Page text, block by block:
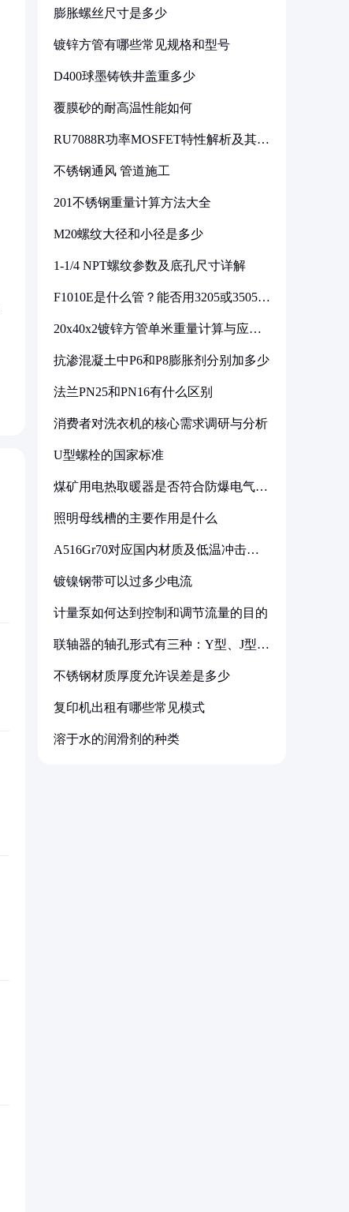
膨胀螺丝尺寸是多少
镀锌方管有哪些常见规格和型号
D400球墨铸铁井盖重多少
覆膜砂的耐高温性能如何
RU7088R功率MOSFET特性解析及其在
不锈钢通风 管道施工
201不锈钢重量计算方法大全
M20螺纹大径和小径是多少
1-1/4 NPT螺纹参数及底孔尺寸详解
F1010E是什么管？能否用3205或3505代
20x40x2镀锌方管单米重量计算与应用
抗渗混凝土中P6和P8膨胀剂分别加多少
法兰PN25和PN16有什么区别
消费者对洗衣机的核心需求调研与分析
U型螺栓的国家标准
煤矿用电热取暖器是否符合防爆电气设
照明母线槽的主要作用是什么
A516Gr70对应国内材质及低温冲击要
镀镍钢带可以过多少电流
计量泵如何达到控制和调节流量的目的
联轴器的轴孔形式有三种：Y型、J型、
不锈钢材质厚度允许误差是多少
复印机出租有哪些常见模式
溶于水的润滑剂的种类